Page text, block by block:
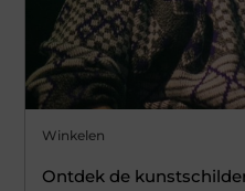
Winkelen
Ontdek de